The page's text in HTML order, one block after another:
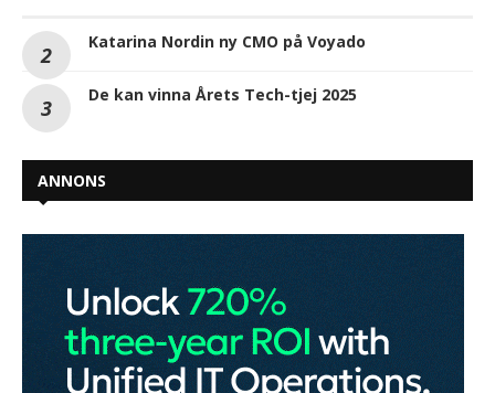
Katarina Nordin ny CMO på Voyado
De kan vinna Årets Tech-tjej 2025
ANNONS